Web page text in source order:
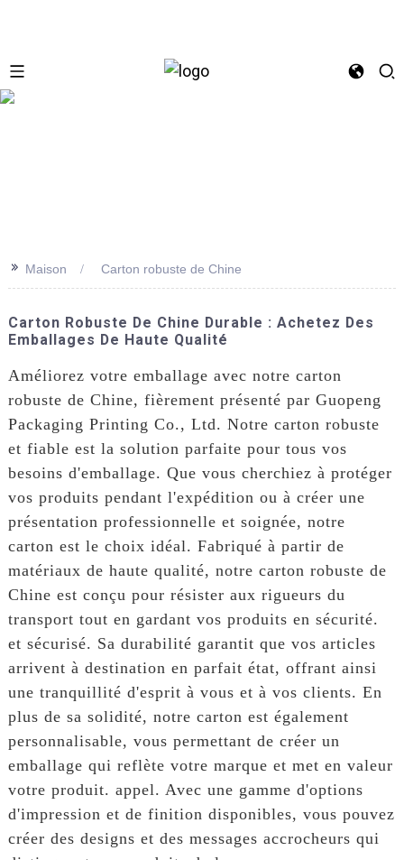
>> Maison Carton robuste de Chine
Carton Robuste De Chine Durable : Achetez Des
Emballages De Haute Qualité
Améliorez votre emballage avec notre carton
robuste de Chine, fièrement présenté par Guopeng
Packaging Printing Co., Ltd. Notre carton robuste
et fiable est la solution parfaite pour tous vos
besoins d'emballage. Que vous cherchiez à protéger
vos produits pendant l'expédition ou à créer une
présentation professionnelle et soignée, notre
carton est le choix idéal. Fabriqué à partir de
matériaux de haute qualité, notre carton robuste de
Chine est conçu pour résister aux rigueurs du
transport tout en gardant vos produits en sécurité.
et sécurisé. Sa durabilité garantit que vos articles
arrivent à destination en parfait état, offrant ainsi
une tranquillité d'esprit à vous et à vos clients. En
plus de sa solidité, notre carton est également
personnalisable, vous permettant de créer un
emballage qui reflète votre marque et met en valeur
votre produit. appel. Avec une gamme d'options
d'impression et de finition disponibles, vous pouvez
créer des designs et des messages accrocheurs qui